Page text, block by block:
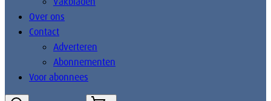
Over ons
Contact
Adverteren
Abonnementen
Voor abonnees